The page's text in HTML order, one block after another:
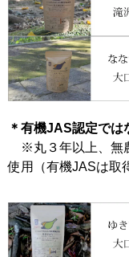
＊有機JAS認定では
※丸３年以上、無
使用（有機JASは取